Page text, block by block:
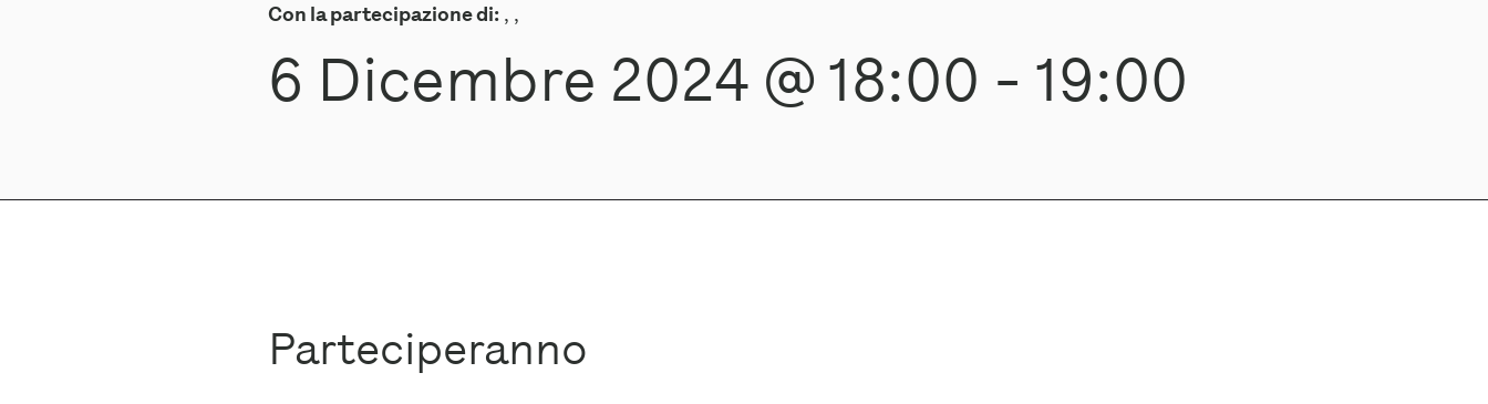
Con la partecipazione di: , ,
6 Dicembre 2024 @ 18:00 - 19:00
Parteciperanno